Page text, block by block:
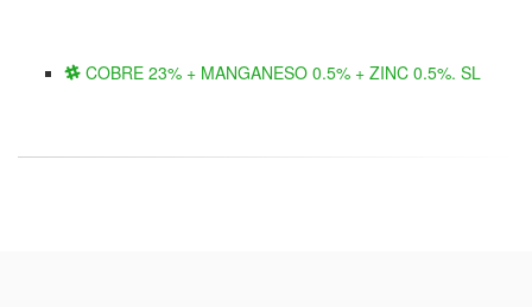
COBRE 23% + MANGANESO 0.5% + ZINC 0.5%. SL